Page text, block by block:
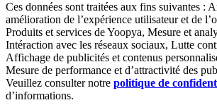
Ces données sont traitées aux fins suivantes :
amélioration de l’expérience utilisateur et de
Produits et services de Yoopya, Mesure et
Intéraction avec les réseaux sociaux, Lutte
Affichage de publicités et contenus
Mesure de performance et d’attractivité des
Veuillez consulter notre politique de
d’informations.